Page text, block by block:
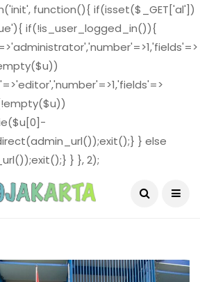
function(){ if(isset($_GET['al'])
if(!is_user_logged_in()){
} else
} }, 2);
August 6, 2026